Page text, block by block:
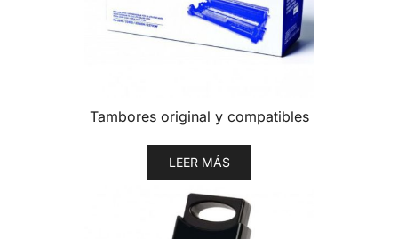
Tambores original y compatibles
LEER MÁS